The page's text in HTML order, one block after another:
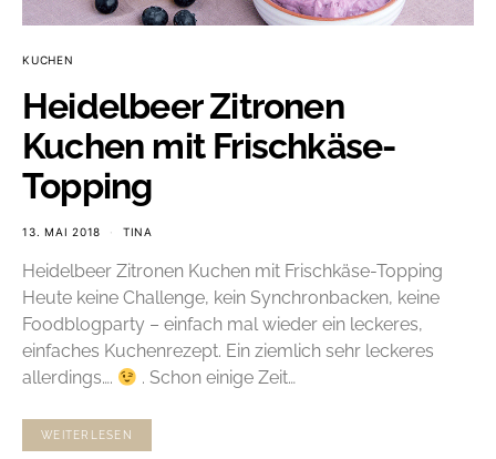
KUCHEN
Heidelbeer Zitronen
Kuchen mit Frischkäse-
Topping
13. MAI 2018 TINA
Heidelbeer Zitronen Kuchen mit Frischkäse-Topping
Heute keine Challenge, kein Synchronbacken, keine
Foodblogparty – einfach mal wieder ein leckeres,
einfaches Kuchenrezept. Ein ziemlich sehr leckeres
allerdings….
. Schon einige Zeit…
WEITERLESEN